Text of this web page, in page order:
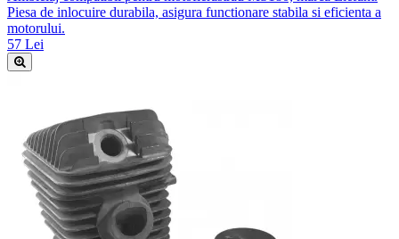
Piesa de inlocuire durabila, asigura functionare stabila si eficienta a
motorului.
57 Lei